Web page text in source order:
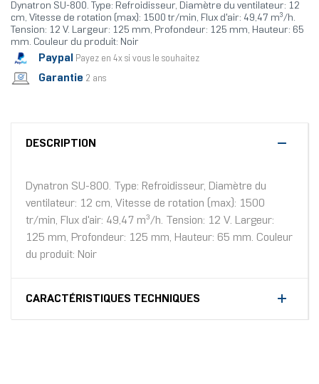
Dynatron SU-800. Type: Refroidisseur, Diamètre du ventilateur: 12
cm, Vitesse de rotation (max): 1500 tr/min, Flux d'air: 49,47 m³/h.
Tension: 12 V. Largeur: 125 mm, Profondeur: 125 mm, Hauteur: 65
mm. Couleur du produit: Noir
Paypal Payez en 4x si vous le souhaitez
Garantie 2 ans
DESCRIPTION
Dynatron SU-800. Type: Refroidisseur, Diamètre du
ventilateur: 12 cm, Vitesse de rotation (max): 1500
tr/min, Flux d'air: 49,47 m³/h. Tension: 12 V. Largeur:
125 mm, Profondeur: 125 mm, Hauteur: 65 mm. Couleur
du produit: Noir
CARACTÉRISTIQUES TECHNIQUES